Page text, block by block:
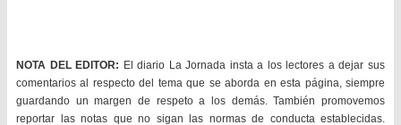
NOTA DEL EDITOR: El diario La Jornada insta a los lectores a dejar sus
comentarios al respecto del tema que se aborda en esta página, siempre
guardando un margen de respeto a los demás. También promovemos
reportar las notas que no sigan las normas de conducta establecidas.